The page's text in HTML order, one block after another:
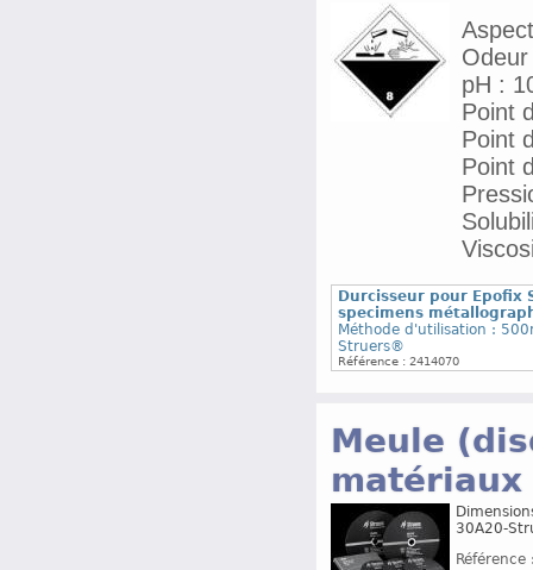
pH :
Point
Point
Point
Durcisseur pour
specimens
Méthode d'utilisation :
Struers®
Référence : 2414070
Meule
matériaux
30A20-